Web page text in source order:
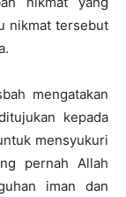
nikmat tersebut
mengatakan
kepada
mensyukuri
pernah Allah
iman dan